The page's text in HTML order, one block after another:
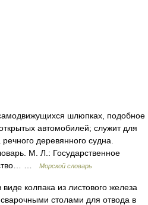
шлюпках, подобное
автомобилей; служит для
деревянного судна.
М. Л.: Государственное
…
Морской словарь
колпака из листового железа
столами для отвода в